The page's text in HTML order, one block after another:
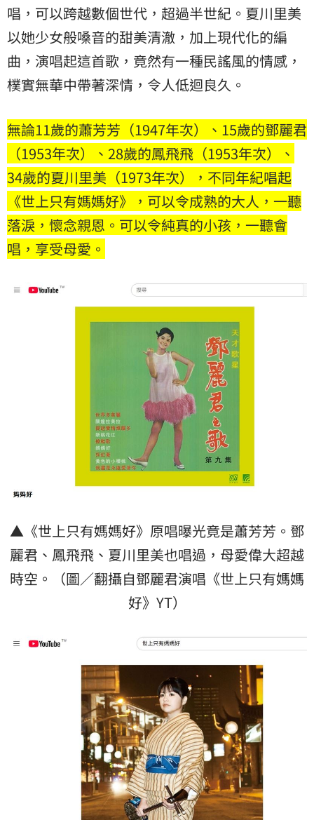
唱，可以跨越數個世代，超過半世紀。夏川里美
以她少女般嗓音的甜美清澈，加上現代化的編
曲，演唱起這首歌，竟然有一種民謠風的情感，
樸實無華中帶著深情，令人低迴良久。
無論11歲的蕭芳芳（1947年次）、15歲的鄧麗君
（1953年次）、28歲的鳳飛飛（1953年次）、
34歲的夏川里美（1973年次），不同年紀唱起
《世上只有媽媽好》，可以令成熟的大人，一聽
落淚，懷念親恩。可以令純真的小孩，一聽會
唱，享受母愛。
▲《世上只有媽媽好》原唱曝光竟是蕭芳芳。鄧
麗君、鳳飛飛、夏川里美也唱過，母愛偉大超越
時空。（圖／翻攝自鄧麗君演唱《世上只有媽媽
好》YT）